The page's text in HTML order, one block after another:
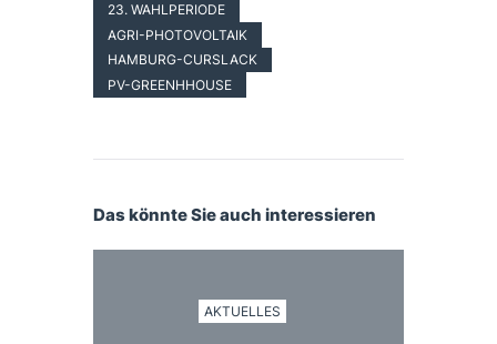
23. WAHLPERIODE
AGRI-PHOTOVOLTAIK
HAMBURG-CURSLACK
PV-GREENHHOUSE
Das könnte Sie auch interessieren
AKTUELLES